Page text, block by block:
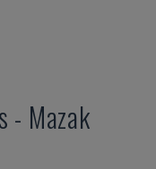
- Mazak